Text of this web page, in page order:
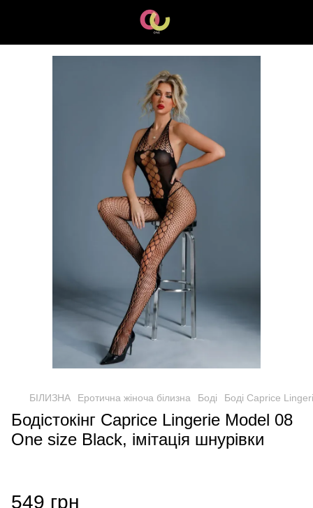
БІЛИЗНА Еротична жіноча білизна Боді Боді Caprice
Бодістокінг Caprice Lingerie Model 08
One size Black, імітація шнурівки
549 грн